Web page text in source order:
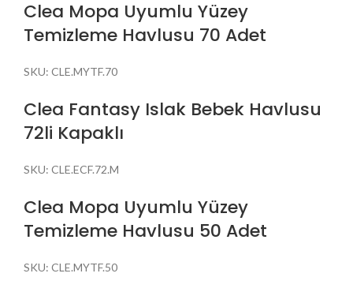
Clea Mopa Uyumlu Yüzey
Temizleme Havlusu 70 Adet
SKU: CLE.MYTF.70
Clea Fantasy Islak Bebek Havlusu
72li Kapaklı
SKU: CLE.ECF.72.M
Clea Mopa Uyumlu Yüzey
Temizleme Havlusu 50 Adet
SKU: CLE.MYTF.50